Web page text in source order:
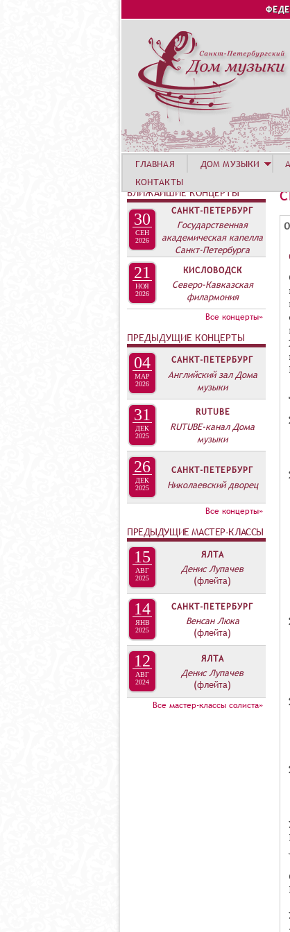
Г
П
Д
О
Л
ГЛАВНАЯ ДОМ МУЗЫКИ
КОНТАКТЫ
БЛИЖАЙШИЕ КОНЦЕРТЫ
30
СЕН
2026
САНКТ-ПЕТЕРБУРГ
Государственная
академическая капелла
Санкт-Петербурга
21
НОЯ
2026
КИСЛОВОДСК
Северо-Кавказская
филармония
Все концерты»
ПРЕДЫДУЩИЕ КОНЦЕРТЫ
04
МАР
2026
САНКТ-ПЕТЕРБУРГ
Английский зал Дома
музыки
31
ДЕК
2025
RUTUBE
RUTUBE-канал Дома
музыки
26
ДЕК
2025
САНКТ-ПЕТЕРБУРГ
Николаевский дворец
Все концерты»
ПРЕДЫДУЩИЕ МАСТЕР-КЛАССЫ
15
АВГ
2025
ЯЛТА
Денис Лупачев
(флейта)
14
ЯНВ
2025
САНКТ-ПЕТЕРБУРГ
Венсан Люка
(флейта)
12
АВГ
2024
ЯЛТА
Денис Лупачев
(флейта)
Все мастер-классы солиста»